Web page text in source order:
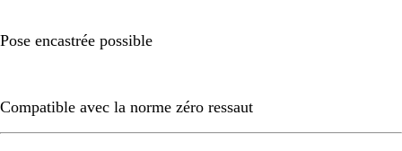
Pose encastrée possible
Compatible avec la norme zéro ressaut